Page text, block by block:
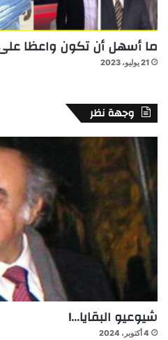
ما أسهل أن تكون واعظا على
21 يوليو، 2023
وجهة نظر
شيوعيو البقايا…!
4 أكتوبر، 2024